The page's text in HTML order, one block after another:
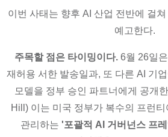
이번 사태는 향후 AI 산업 전반에 걸
예고한다.
주목할 점은 타이밍이다. 6월 26일
재허용 서한 발송일과, 또 다른 AI 기
모델을 정부 승인 파트너에게 공개
Hill) 이는 미국 정부가 복수의 프런티
관리하는 '포괄적 AI 거버넌스 프